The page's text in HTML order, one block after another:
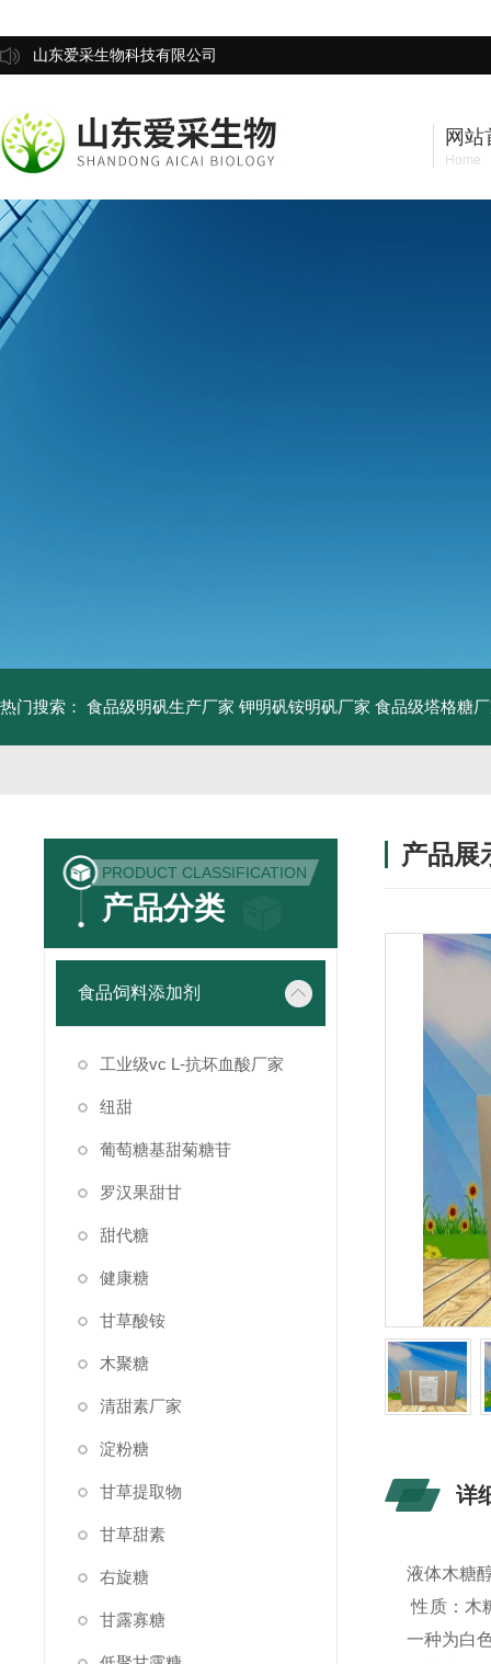
山东爱采生物科技有限公司
网站
Home
热门搜索： 食品级明矾生产厂家 钾明矾铵明矾厂家 食品级塔格糖
PRODUCT CLASSIFICATION
产品分类
食品饲料添加剂
工业级vc L-抗坏血酸厂家
纽甜
葡萄糖基甜菊糖苷
罗汉果甜甘
甜代糖
健康糖
甘草酸铵
木聚糖
清甜素厂家
淀粉糖
甘草提取物
甘草甜素
右旋糖
甘露寡糖
产品展
详
液体木糖
性质：木
一种为白